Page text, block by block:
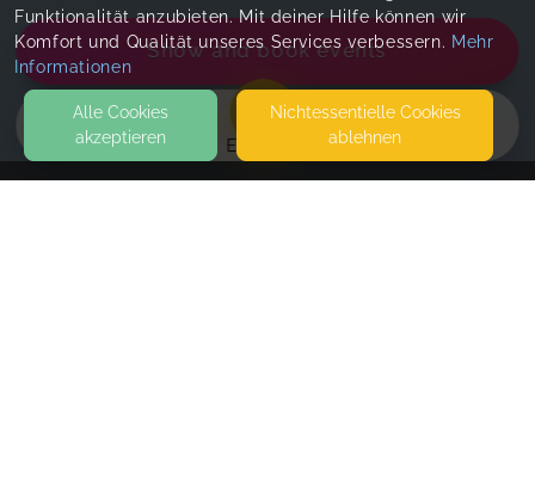
EVENTS
Show and book events
Funktionalität anzubieten. Mit deiner Hilfe können wir
Komfort und Qualität unseres Services verbessern. Mehr
Informationen
Alle Cookies
akzeptieren
Nicht­essentielle Cookies
ablehnen